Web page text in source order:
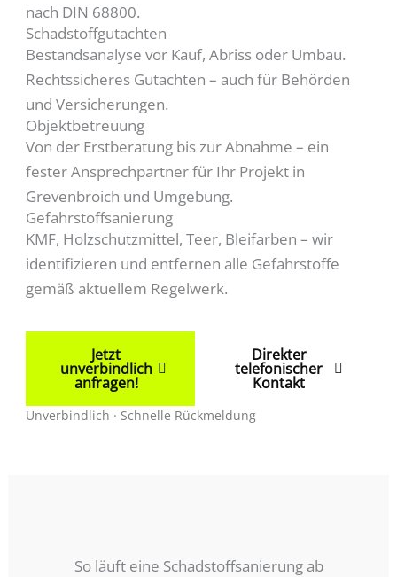
nach DIN 68800.
Schadstoffgutachten
Bestandsanalyse vor Kauf, Abriss oder Umbau.
Rechtssicheres Gutachten – auch für Behörden
und Versicherungen.
Objektbetreuung
Von der Erstberatung bis zur Abnahme – ein
fester Ansprechpartner für Ihr Projekt in
Grevenbroich und Umgebung.
Gefahrstoffsanierung
KMF, Holzschutzmittel, Teer, Bleifarben – wir
identifizieren und entfernen alle Gefahrstoffe
gemäß aktuellem Regelwerk.
Jetzt
unverbindlich
anfragen!
Direkter
telefonischer
Kontakt
Unverbindlich · Schnelle Rückmeldung
So läuft eine Schadstoffsanierung ab